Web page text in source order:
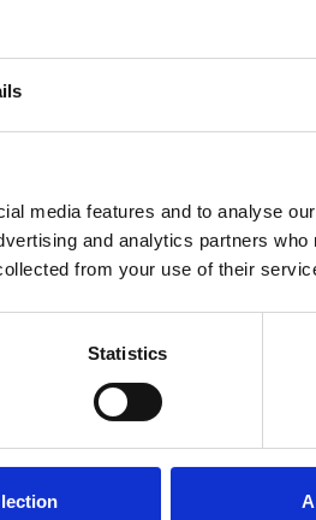
media features and to analyse
and analytics partners
from your use of their
Statistics
een Hundos
of deze
te zien welke
aan via